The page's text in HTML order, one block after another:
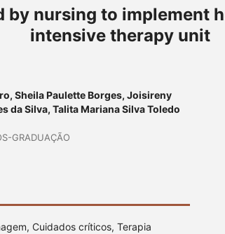
by nursing to implement
intensive therapy unit
Sheila Paulette Borges, Joisireny
da Silva, Talita Mariana Silva Toledo
GRADUAÇÃO
Cuidados críticos, Terapia